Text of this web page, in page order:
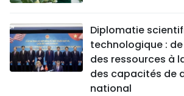
Diplomatie
technologique :
des ressources à
des capacités de
national